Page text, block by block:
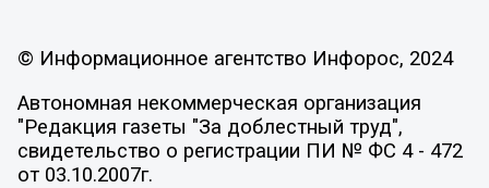
© Информационное агентство Инфорос, 2024
Автономная некоммерческая организация
"Редакция газеты "За доблестный труд",
свидетельство о регистрации ПИ № ФС 4 - 472
от 03.10.2007г.